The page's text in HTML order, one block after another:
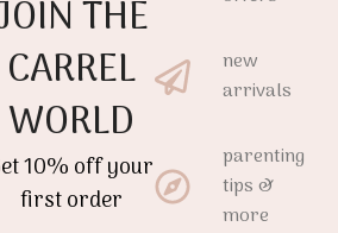
THE
CARREL
WORLD
10% off your
first order
new
arrivals
parenting
tips &
more